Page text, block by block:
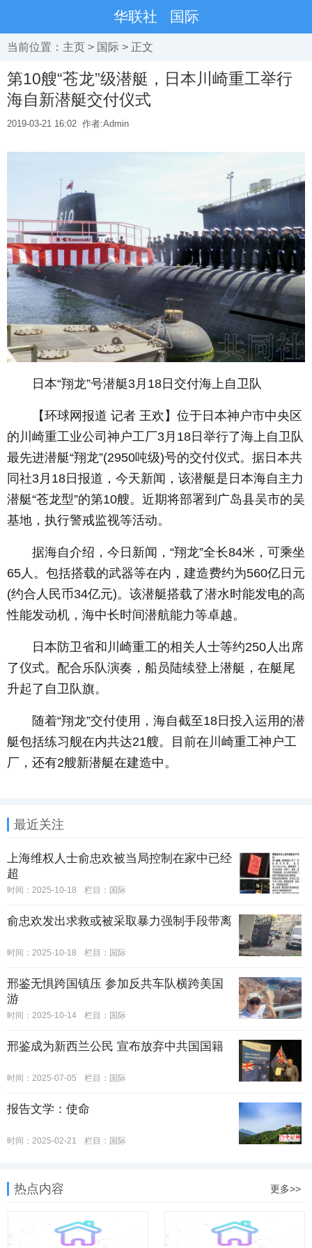
华联社 国际
当前位置： 主页 > 国际 > 正文
第10艘“苍龙”级潜艇，日本川崎重工举行
海自新潜艇交付仪式
2019-03-21 16:02 作者:Admin
日本“翔龙”号潜艇3月18日交付海上自卫队
【环球网报道 记者 王欢】位于日本神户市中央区
的川崎重工业公司神户工厂3月18日举行了海上自卫队
最先进潜艇“翔龙”(2950吨级)号的交付仪式。据日本共
同社3月18日报道，今天新闻，该潜艇是日本海自主力
潜艇“苍龙型”的第10艘。近期将部署到广岛县吴市的吴
基地，执行警戒监视等活动。
据海自介绍，今日新闻，“翔龙”全长84米，可乘坐
65人。包括搭载的武器等在内，建造费约为560亿日元
(约合人民币34亿元)。该潜艇搭载了潜水时能发电的高
性能发动机，海中长时间潜航能力等卓越。
日本防卫省和川崎重工的相关人士等约250人出席
了仪式。配合乐队演奏，船员陆续登上潜艇，在艇尾
升起了自卫队旗。
随着“翔龙”交付使用，海自截至18日投入运用的潜
艇包括练习舰在内共达21艘。目前在川崎重工神户工
厂，还有2艘新潜艇在建造中。
最近关注
上海维权人士俞忠欢被当局控制在家中已经
超
时间：2025-10-18 栏目： 国际
俞忠欢发出求救或被采取暴力强制手段带离
时间：2025-10-18 栏目： 国际
邢鉴无惧跨国镇压 参加反共车队横跨美国
游
时间：2025-10-14 栏目： 国际
邢鉴成为新西兰公民 宣布放弃中共国国籍
时间：2025-07-05 栏目： 国际
报告文学：使命
时间：2025-02-21 栏目： 国际
热点内容 更多>>